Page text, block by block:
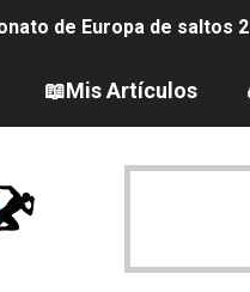
de Europa de saltos
de Europa de
2026
femenino 2026 -
de Europa en aguas
📖Mis Artículos